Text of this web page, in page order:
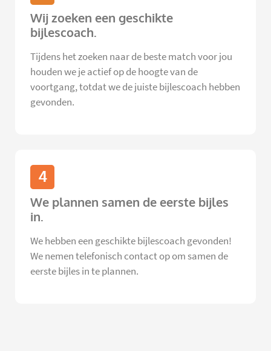
Wij zoeken een geschikte
bijlescoach.
Tijdens het zoeken naar de beste match voor jou
houden we je actief op de hoogte van de
voortgang, totdat we de juiste bijlescoach hebben
gevonden.
4
We plannen samen de eerste bijles
in.
We hebben een geschikte bijlescoach gevonden!
We nemen telefonisch contact op om samen de
eerste bijles in te plannen.